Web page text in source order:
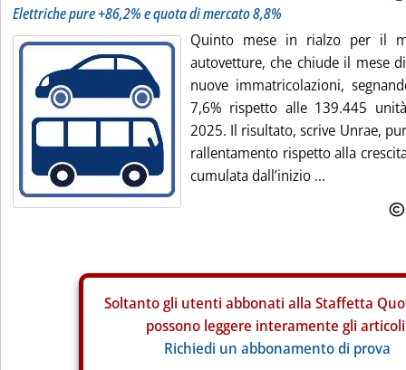
Elettriche pure +86,2% e quota di mercato 8,8%
Quinto mese in rialzo per il
autovetture, che chiude il mese
nuove immatricolazioni,
7,6% rispetto alle 139.445
2025. Il risultato, scrive Unrae,
rallentamento rispetto alla
cumulata dall’inizio ...
Soltanto gli utenti abbonati alla Staffetta
possono leggere interamente gli
Richiedi un abbonamento di prova